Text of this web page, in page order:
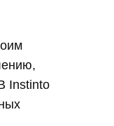
Instinto